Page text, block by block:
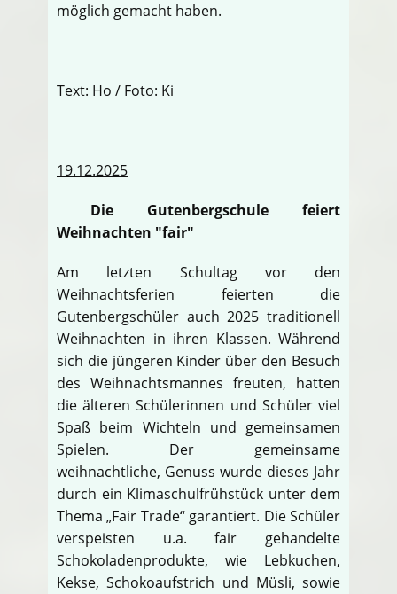
möglich gemacht haben.
Text: Ho / Foto: Ki
19.12.2025
Die Gutenbergschule feiert
Weihnachten "fair"
Am letzten Schultag vor den
Weihnachtsferien feierten die
Gutenbergschüler auch 2025 traditionell
Weihnachten in ihren Klassen. Während
sich die jüngeren Kinder über den Besuch
des Weihnachtsmannes freuten, hatten
die älteren Schülerinnen und Schüler viel
Spaß beim Wichteln und gemeinsamen
Spielen. Der gemeinsame
weihnachtliche, Genuss wurde dieses Jahr
durch ein Klimaschulfrühstück unter dem
Thema „Fair Trade“ garantiert. Die Schüler
verspeisten u.a. fair gehandelte
Schokoladenprodukte, wie Lebkuchen,
Kekse, Schokoaufstrich und Müsli, sowie